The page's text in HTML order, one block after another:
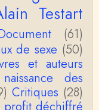
je viens de le véri
Favin…
pas ( 6 ans aprè
impression que …
Testart
(61)
de sexe (50)
et auteurs
des
Critiques (28)
profit déchiffré